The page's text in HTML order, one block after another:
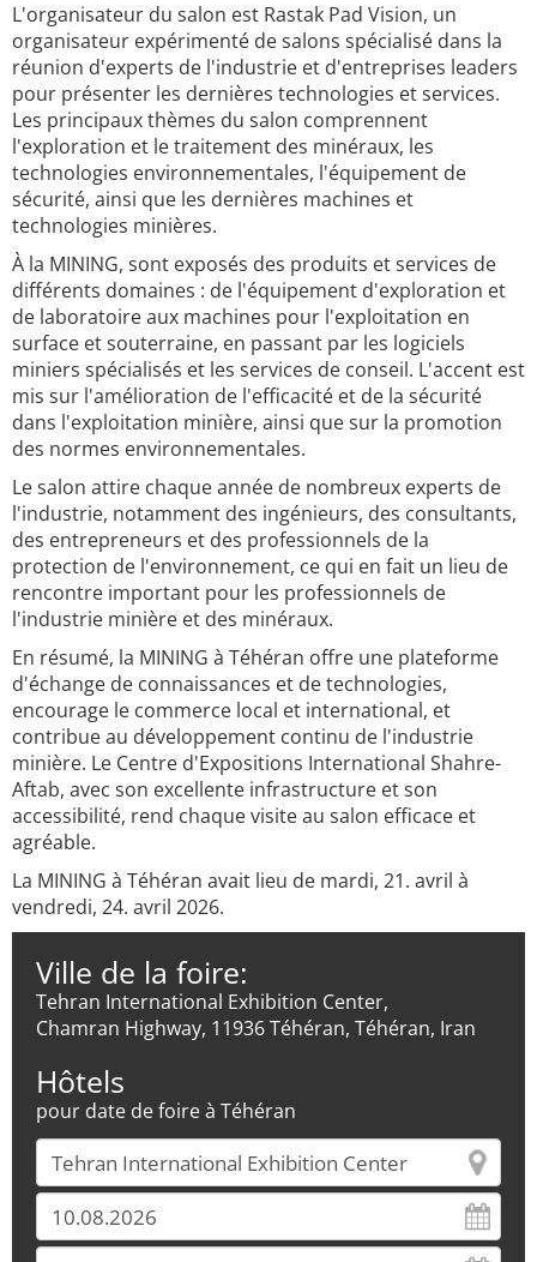
L'organisateur du salon est Rastak Pad Vision, un
organisateur expérimenté de salons spécialisé dans la
réunion d'experts de l'industrie et d'entreprises leaders
pour présenter les dernières technologies et services.
Les principaux thèmes du salon comprennent
l'exploration et le traitement des minéraux, les
technologies environnementales, l'équipement de
sécurité, ainsi que les dernières machines et
technologies minières.
À la MINING, sont exposés des produits et services de
différents domaines : de l'équipement d'exploration et
de laboratoire aux machines pour l'exploitation en
surface et souterraine, en passant par les logiciels
miniers spécialisés et les services de conseil. L'accent est
mis sur l'amélioration de l'efficacité et de la sécurité
dans l'exploitation minière, ainsi que sur la promotion
des normes environnementales.
Le salon attire chaque année de nombreux experts de
l'industrie, notamment des ingénieurs, des consultants,
des entrepreneurs et des professionnels de la
protection de l'environnement, ce qui en fait un lieu de
rencontre important pour les professionnels de
l'industrie minière et des minéraux.
En résumé, la MINING à Téhéran offre une plateforme
d'échange de connaissances et de technologies,
encourage le commerce local et international, et
contribue au développement continu de l'industrie
minière. Le Centre d'Expositions International Shahre-
Aftab, avec son excellente infrastructure et son
accessibilité, rend chaque visite au salon efficace et
agréable.
La MINING à Téhéran avait lieu de mardi, 21. avril à
vendredi, 24. avril 2026.
Ville de la foire:
Tehran International Exhibition Center,
Chamran Highway, 11936 Téhéran, Téhéran, Iran
Hôtels
pour date de foire à Téhéran